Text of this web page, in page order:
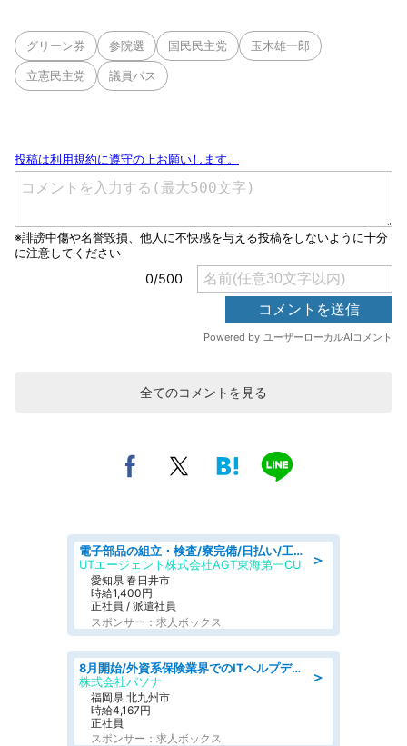
グリーン券 参院選 国民民主党 玉木雄一郎
立憲民主党 議員パス
全てのコメントを見る
＞
電子部品の組立・検査/寮完備/日払い/工場・製造
UTエージェント株式会社AGT東海第一CU
愛知県 春日井市
時給1,400円
正社員 / 派遣社員
スポンサー：求人ボックス
＞
8月開始/外資系保険業界でのITヘルプデスク業務/駅近/即日勤務可/ヘルプデスク
株式会社パソナ
福岡県 北九州市
時給4,167円
正社員
スポンサー：求人ボックス